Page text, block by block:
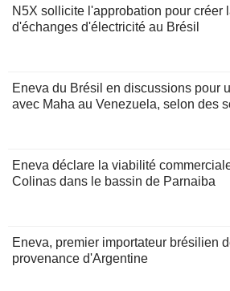
N5X sollicite l'approbation pour créer
d'échanges d'électricité au Brésil
Eneva du Brésil en discussions pour
avec Maha au Venezuela, selon des
Eneva déclare la viabilité
Colinas dans le bassin de Parnaiba
Eneva, premier importateur brésilien
provenance d'Argentine